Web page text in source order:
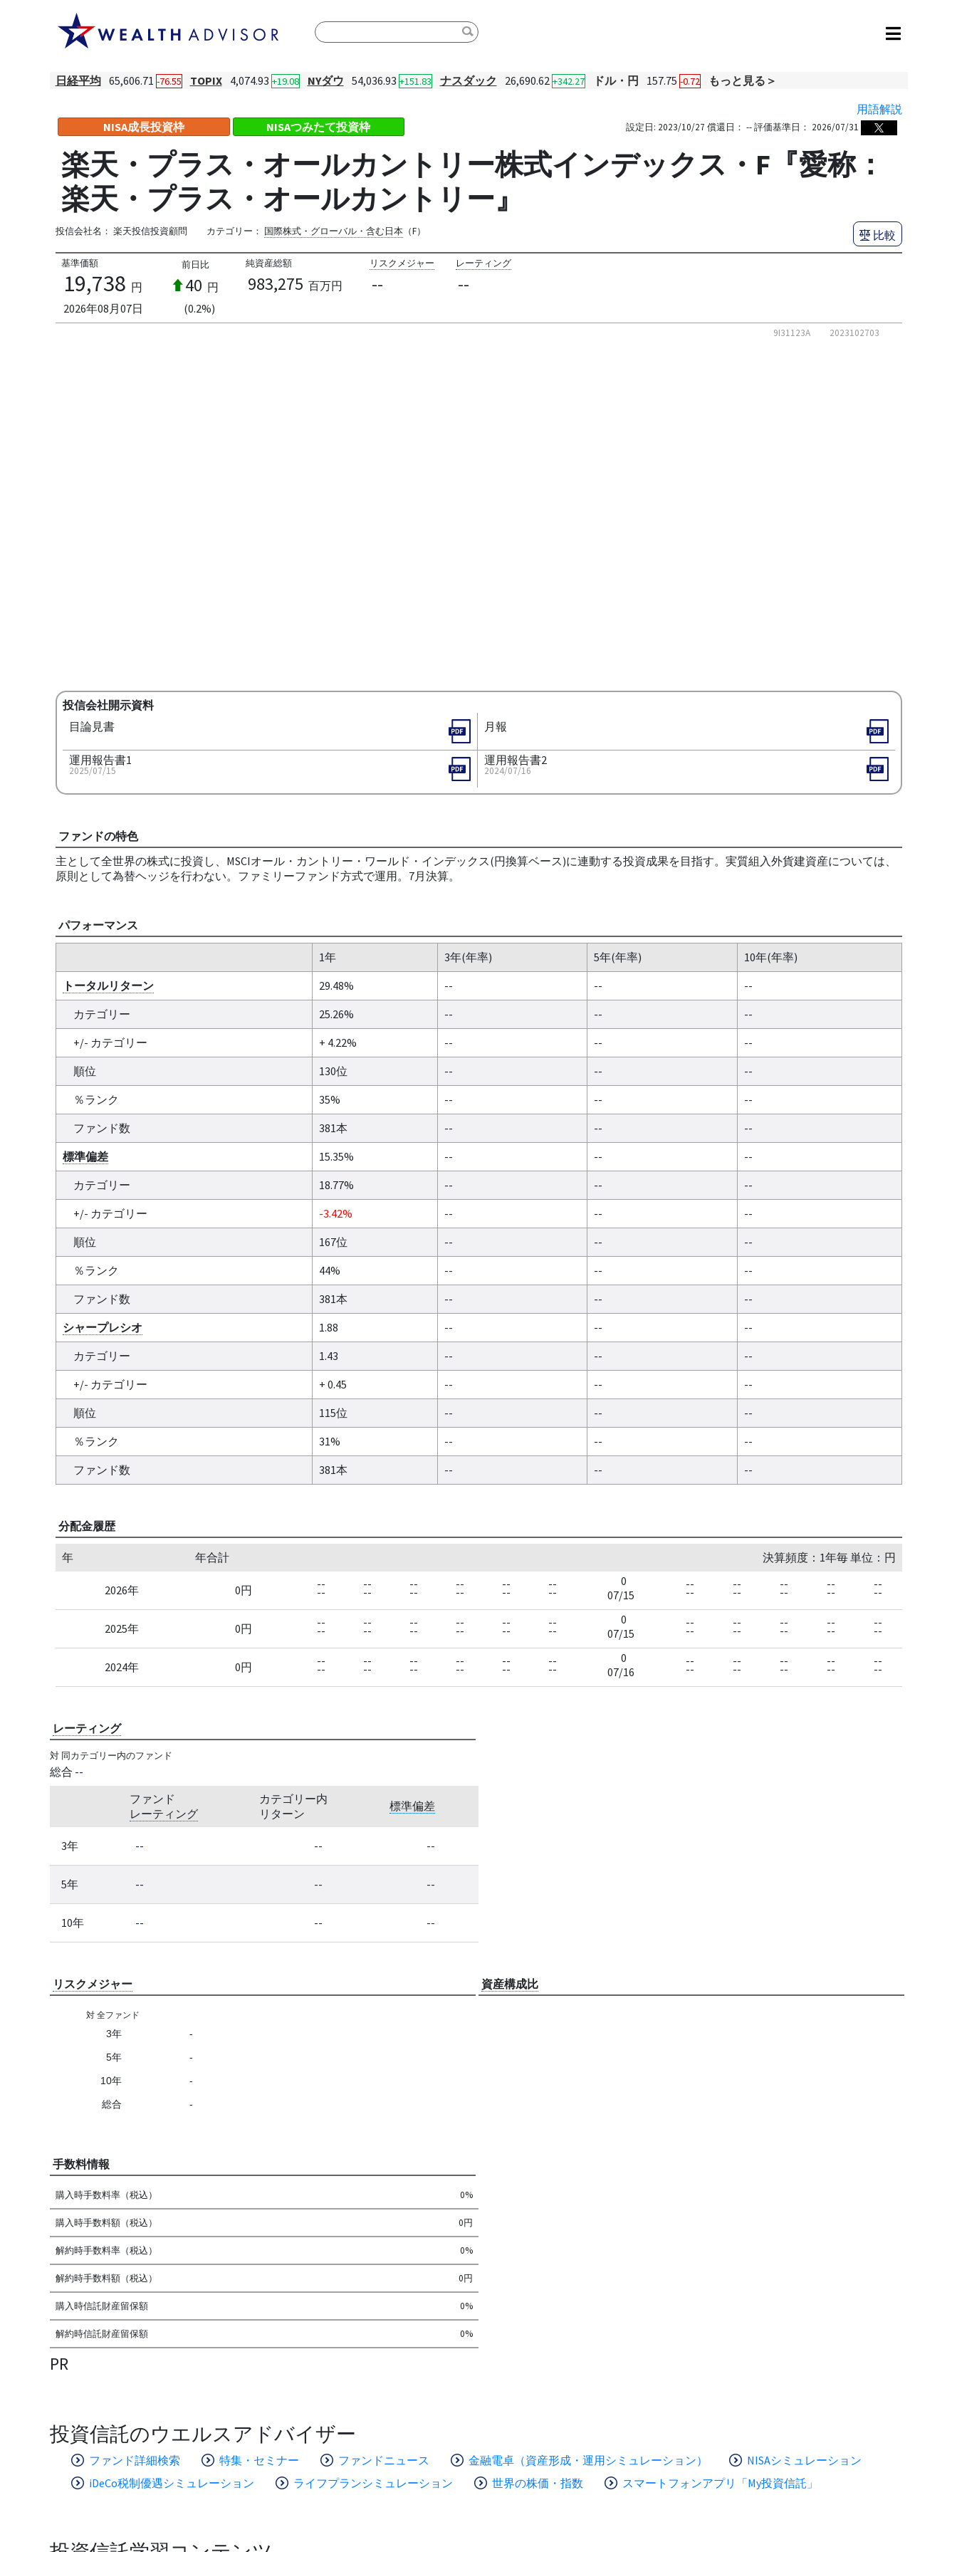
日経平均 65,606.71 -76.55 TOPIX 4,074.93 +19.08 NYダウ 54,036.93 +151.83 ナスダック 26,690.62 +342.27 ドル・円 157.75 -0.72
もっと見る＞
用語解説
NISA成長投資枠
NISAつみたて投資枠 設定日: 2023/10/27 償還日： -- 評価基準日： 2026/07/31
楽天・プラス・オールカントリー株式インデックス・F『愛称：
楽天・プラス・オールカントリー』
投信会社名： 楽天投信投資顧問 カテゴリー： 国際株式・グローバル・含む日本（F） 比較
基準価額
19,738 円
2026年08月07日
前日比
40 円
(0.2%)
純資産総額
983,275 百万円
リスクメジャー
--
レーティング
--
9I31123A 2023102703
投信会社開示資料
目論見書
月報
運用報告書1
2025/07/15
運用報告書2
2024/07/16
ファンドの特色
主として全世界の株式に投資し、MSCIオール・カントリー・ワールド・インデックス(円換算ベース)に連動する投資成果を目指す。実質組入外貨建資産については、
原則として為替ヘッジを行わない。ファミリーファンド方式で運用。7月決算。
パフォーマンス
1年 3年(年率) 5年(年率)
10年(年率)
トータルリターン
29.48% -- --
--
カテゴリー
25.26% -- --
--
+/- カテゴリー
+ 4.22% -- --
--
順位
130位 -- --
--
％ランク
35% -- --
--
ファンド数
381本 -- --
--
標準偏差
15.35% -- --
--
カテゴリー
18.77% -- --
--
+/- カテゴリー
-3.42% -- --
--
順位
167位 -- --
--
％ランク
44% -- --
--
ファンド数
381本 -- --
--
シャープレシオ
1.88 -- --
--
カテゴリー
1.43 -- --
--
+/- カテゴリー
+ 0.45 -- --
--
順位
115位 -- --
--
％ランク
31% -- --
--
ファンド数
381本 -- -- --
分配金履歴
年 年合計 決算頻度：1年毎 単位：円
2026年 0円 --
--
--
--
--
--
--
--
--
--
--
--
0
07/15
--
--
--
--
--
--
--
--
--
--
2025年 0円 --
--
--
--
--
--
--
--
--
--
--
--
0
07/15
--
--
--
--
--
--
--
--
--
--
2024年 0円 --
--
--
--
--
--
--
--
--
--
--
--
0
07/16
--
--
--
--
--
--
--
--
--
--
レーティング
対 同カテゴリー内のファンド
総合 --
ファンド
レーティング
カテゴリー内
リターン
標準偏差
3年 -- -- --
5年 -- -- --
10年 -- -- --
リスクメジャー
対 全ファンド
3年 -
5年 -
10年 -
総合 -
資産構成比
手数料情報
購入時手数料率（税込） 0%
購入時手数料額（税込） 0円
解約時手数料率（税込） 0%
解約時手数料額（税込） 0円
購入時信託財産留保額 0%
解約時信託財産留保額 0%
PR
投資信託のウエルスアドバイザー
ファンド詳細検索 特集・セミナー ファンドニュース 金融電卓（資産形成・運用シミュレーション）
NISAシミュレーション
iDeCo税制優遇シミュレーション
ライフプランシミュレーション 世界の株価・指数 スマートフォンアプリ「My投資信託」